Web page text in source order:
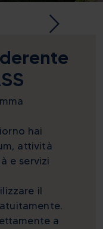
hai
attività
e servizi
il
a